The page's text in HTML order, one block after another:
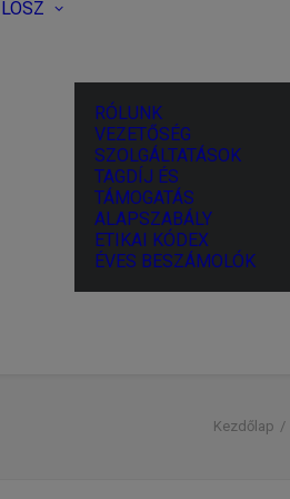
LOSZ
RÓLUNK
VEZETŐSÉG
SZOLGÁLTATÁSOK
TAGDÍJ ÉS
TÁMOGATÁS
ALAPSZABÁLY
ETIKAI KÓDEX
ÉVES BESZÁMOLÓK
Kezdőlap